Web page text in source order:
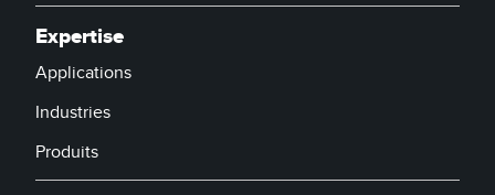
Expertise
Applications
Industries
Produits